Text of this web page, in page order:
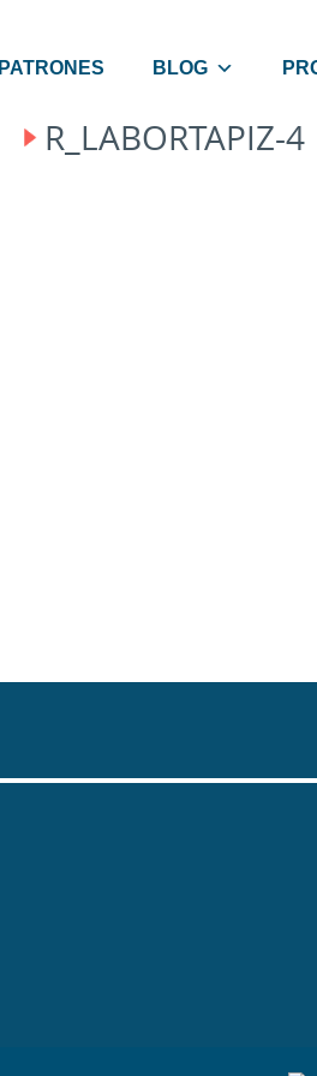
PATRONES BLOG
R_LABORTAPIZ-4